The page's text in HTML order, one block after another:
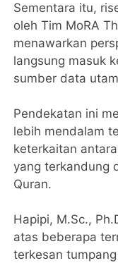
‎Sementara itu,
oleh Tim MoRA
menawarkan
langsung masuk
sumber data
‎Pendekatan ini
lebih mendalam
keterkaitan
yang terkandung
Quran.
‎Hapipi, M.Sc.,
atas beberapa
terkesan